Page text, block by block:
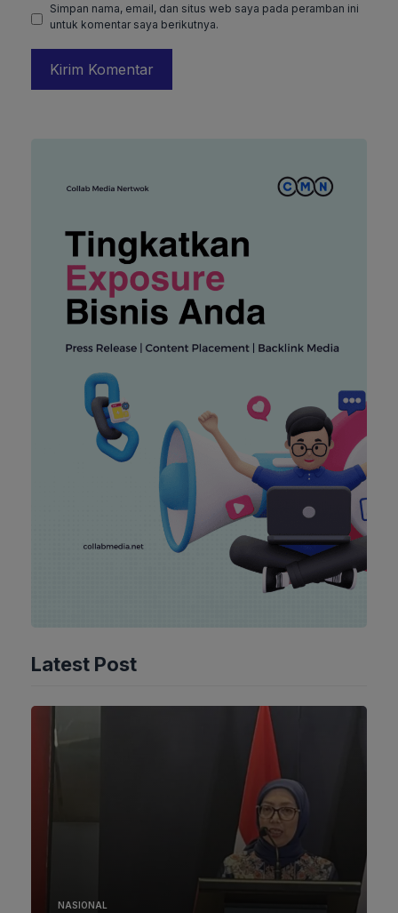
Simpan nama, email, dan situs web saya pada peramban ini
untuk komentar saya berikutnya.
Latest Post
NASIONAL